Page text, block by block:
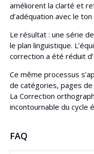
améliorent la clarté et
d’adéquation avec le
Le résultat : une série
le plan linguistique.
correction a été réduit
Ce même processus
de catégories, pages
La Correction
incontournable du cycle
FAQ